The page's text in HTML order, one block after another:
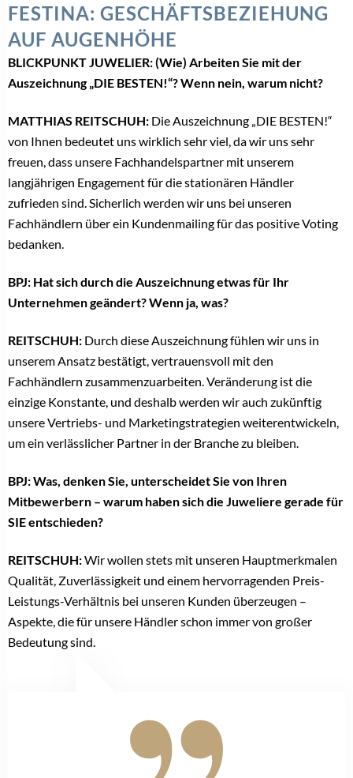
FESTINA: GESCHÄFTSBEZIEHUNG
AUF AUGENHÖHE
BLICKPUNKT JUWELIER: (Wie) Arbeiten Sie mit der
Auszeichnung „DIE BESTEN!“? Wenn nein, warum nicht?
MATTHIAS REITSCHUH: Die Auszeichnung „DIE BESTEN!“
von Ihnen bedeutet uns wirklich sehr viel, da wir uns sehr
freuen, dass unsere Fachhandelspartner mit unserem
langjährigen Engagement für die stationären Händler
zufrieden sind. Sicherlich werden wir uns bei unseren
Fachhändlern über ein Kundenmailing für das positive Voting
bedanken.
BPJ: Hat sich durch die Auszeichnung etwas für Ihr
Unternehmen geändert? Wenn ja, was?
REITSCHUH: Durch diese Auszeichnung fühlen wir uns in
unserem Ansatz bestätigt, vertrauensvoll mit den
Fachhändlern zusammenzuarbeiten. Veränderung ist die
einzige Konstante, und deshalb werden wir auch zukünftig
unsere Vertriebs- und Marketingstrategien weiterentwickeln,
um ein verlässlicher Partner in der Branche zu bleiben.
BPJ: Was, denken Sie, unterscheidet Sie von Ihren
Mitbewerbern – warum haben sich die Juweliere gerade für
SIE entschieden?
REITSCHUH:Wir wollen stets mit unseren Hauptmerkmalen
Qualität, Zuverlässigkeit und einem hervorragenden Preis-
Leistungs-Verhältnis bei unseren Kunden überzeugen –
Aspekte, die für unsere Händler schon immer von großer
Bedeutung sind.